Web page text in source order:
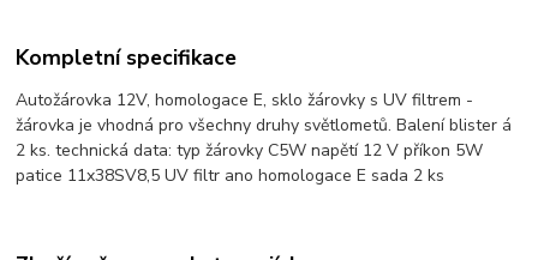
Kompletní specifikace
Autožárovka 12V, homologace E, sklo žárovky s UV filtrem -
žárovka je vhodná pro všechny druhy světlometů. Balení blister á
2 ks. technická data: typ žárovky C5W napětí 12 V příkon 5W
patice 11x38SV8,5 UV filtr ano homologace E sada 2 ks